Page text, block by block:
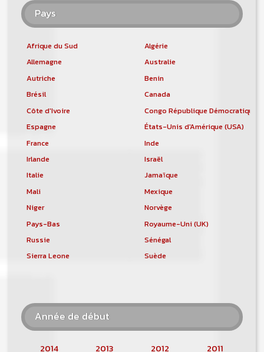
Pays
Afrique du Sud
Algérie
Allemagne
Australie
Autriche
Benin
Brésil
Canada
Côte d'Ivoire
Congo République Démocratique
Espagne
États-Unis d'Amérique (USA)
France
Inde
Irlande
Israël
Italie
Jamaïque
Mali
Mexique
Niger
Norvège
Pays-Bas
Royaume-Uni (UK)
Russie
Sénégal
Sierra Leone
Suède
Année de début
2014 2013 2012
2011